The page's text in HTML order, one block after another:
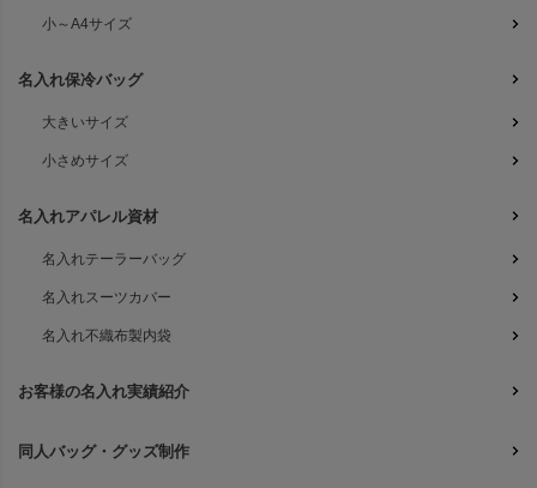
小～A4サイズ
名入れ保冷バッグ
大きいサイズ
小さめサイズ
名入れアパレル資材
名入れテーラーバッグ
名入れスーツカバー
名入れ不織布製内袋
お客様の名入れ実績紹介
同人バッグ・グッズ制作